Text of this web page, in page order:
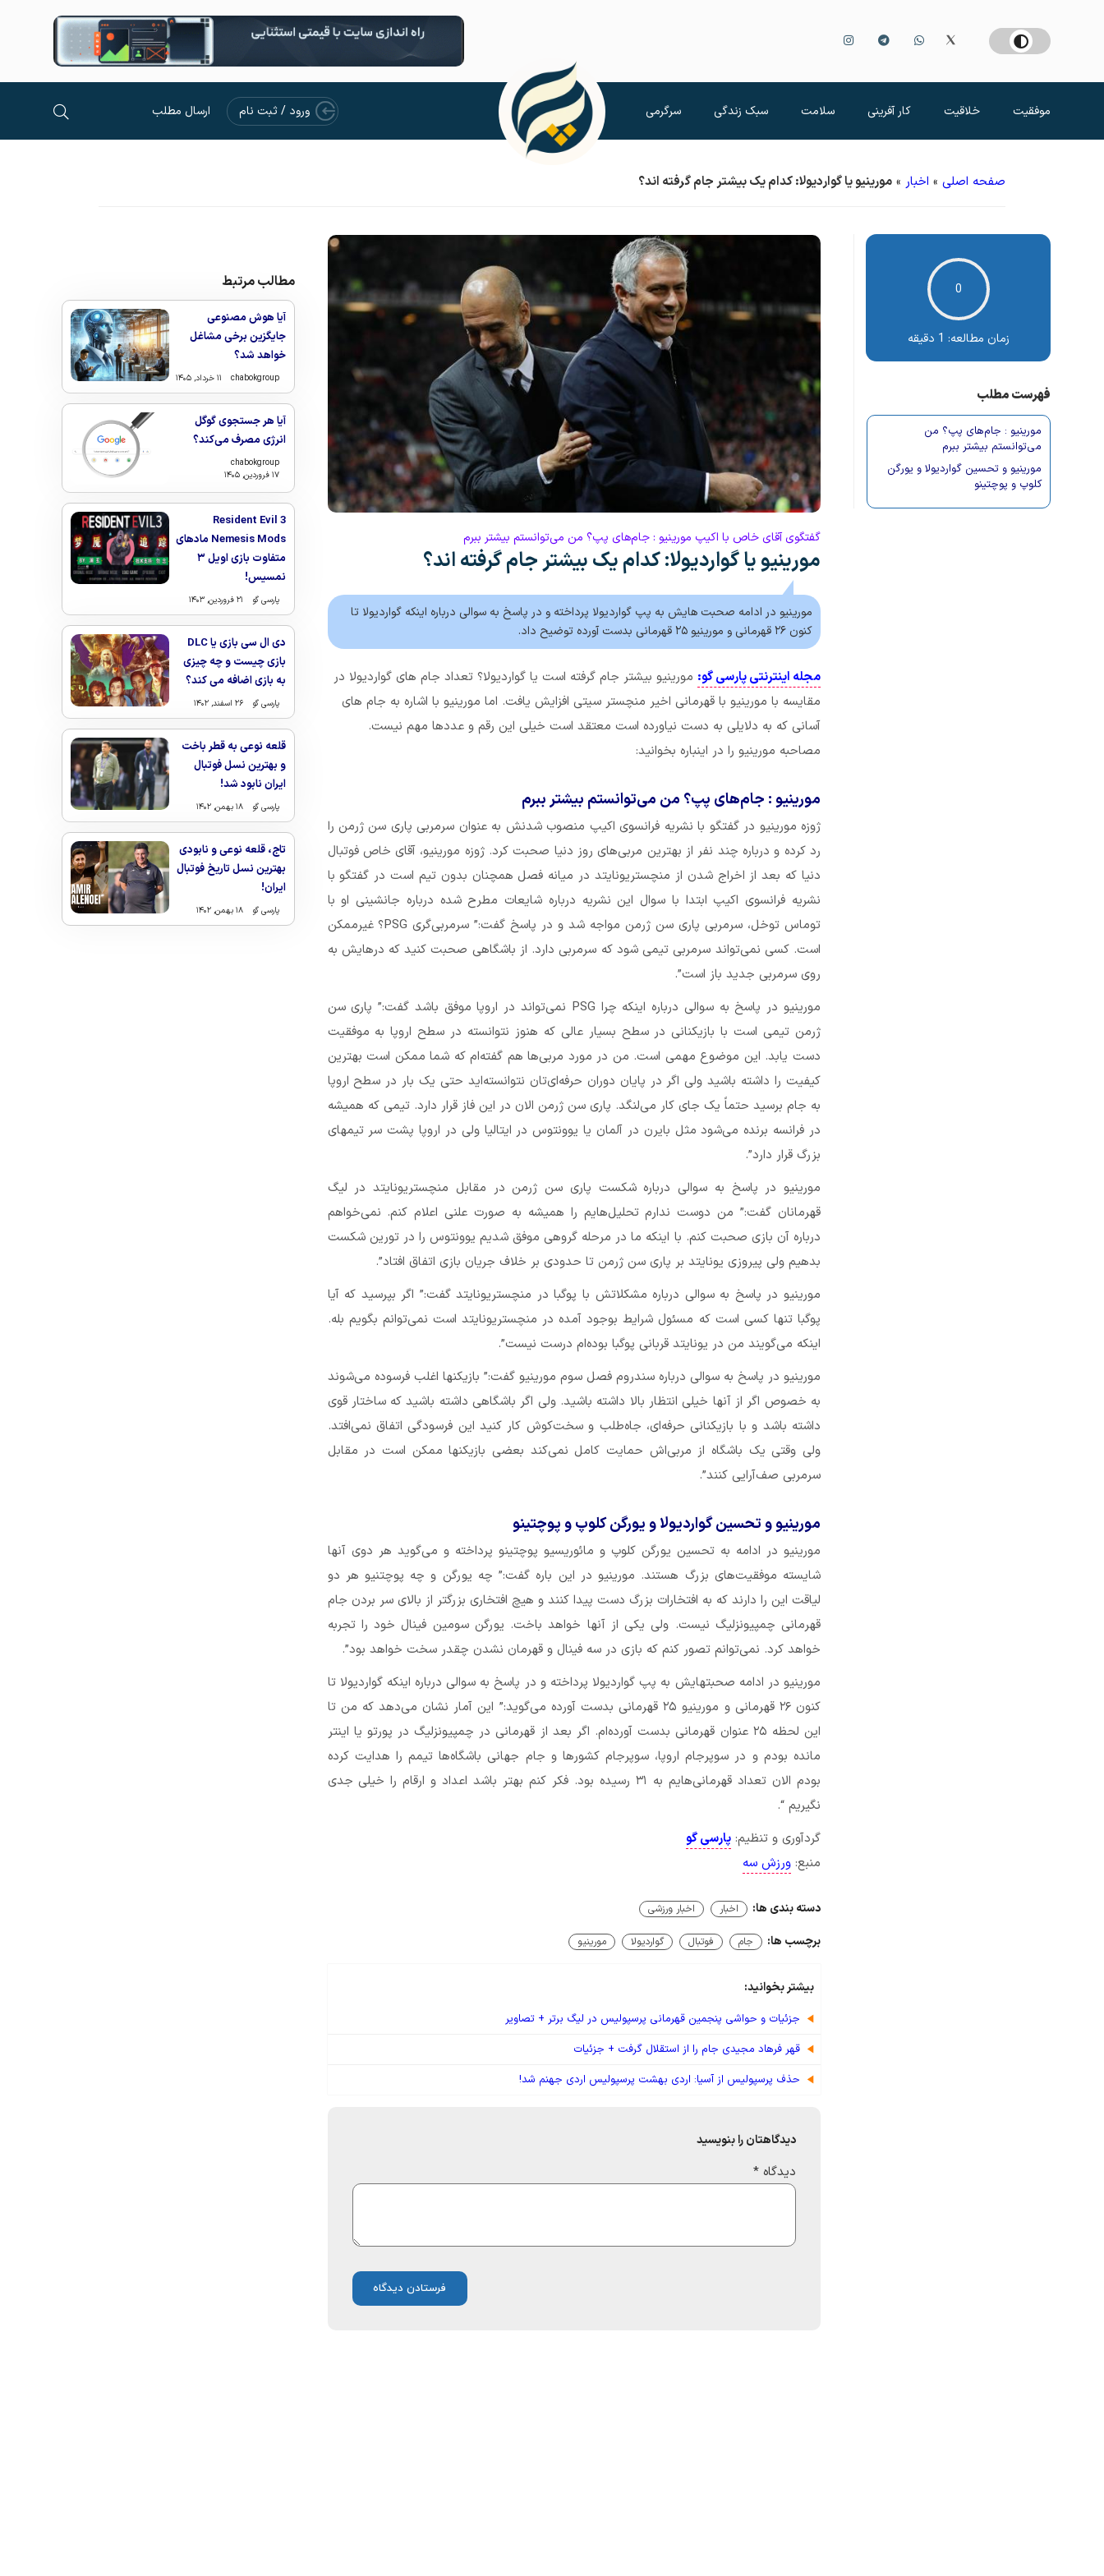
موفقیت خلاقیت کار آفرینی سلامت سبک زندگی سرگرمی ورود / ثبت نام ارسال مطلب
صفحه اصلی » اخبار » مورینیو یا گواردیولا: کدام یک بیشتر جام گرفته اند؟
گفتگوی آقای خاص با اکیپ مورینیو : جام‌های پپ؟ من می‌توانستم بیشتر ببرم
مورینیو یا گواردیولا: کدام یک بیشتر جام گرفته اند؟
مورینیو در ادامه صحبت هایش به پپ گواردیولا پرداخته و در پاسخ به سوالی درباره اینکه گواردیولا تا
کنون ۲۶ قهرمانی و مورینیو ۲۵ قهرمانی بدست آورده توضیح داد.
مجله اینترنتی پارسی گو: مورینیو بیشتر جام گرفته است یا گواردیولا؟ تعداد جام های گواردیولا در
مقایسه با مورینیو با قهرمانی اخیر منچستر سیتی افزایش یافت. اما مورینیو با اشاره به جام های
آسانی که به دلایلی به دست نیاورده است معتقد است خیلی این رقم و عددها مهم نیست.
مصاحبه مورینیو را در اینباره بخوانید:
مورینیو : جام‌های پپ؟ من می‌توانستم بیشتر ببرم
ژوزه مورینیو در گفتگو با نشریه فرانسوی اکیپ منصوب شدنش به عنوان سرمربی پاری سن ژرمن را
رد کرده و درباره چند نفر از بهترین مربی‌های روز دنیا صحبت کرد. ژوزه مورینیو، آقای خاص فوتبال
دنیا که بعد از اخراج شدن از منچستریونایتد در میانه فصل همچنان بدون تیم است در گفتگو با
نشریه فرانسوی اکیپ ابتدا با سوال این نشریه درباره شایعات مطرح شده درباره جانشینی او با
توماس توخل، سرمربی پاری سن ژرمن مواجه شد و در پاسخ گفت:” سرمربی‌گری PSG؟ غیرممکن
است. کسی نمی‌تواند سرمربی تیمی شود که سرمربی دارد. از باشگاهی صحبت کنید که درهایش به
روی سرمربی جدید باز است”.
مورینیو در پاسخ به سوالی درباره اینکه چرا PSG نمی‌تواند در اروپا موفق باشد گفت:” پاری سن
ژرمن تیمی است با بازیکنانی در سطح بسیار عالی که هنوز نتوانسته در سطح اروپا به موفقیت
دست یابد. این موضوع مهمی است. من در مورد مربی‌ها هم گفته‌ام که شما ممکن است بهترین
کیفیت را داشته باشید ولی اگر در پایان دوران حرفه‌ای‌تان نتوانسته‌اید حتی یک بار در سطح اروپا
به جام برسید حتماً یک جای کار می‌لنگد. پاری سن ژرمن الان در این فاز قرار دارد. تیمی که همیشه
در فرانسه برنده می‌شود مثل بایرن در آلمان یا یوونتوس در ایتالیا ولی در اروپا پشت سر تیمهای
بزرگ قرار دارد”.
مورینیو در پاسخ به سوالی درباره شکست پاری سن ژرمن در مقابل منچستریونایتد در لیگ
قهرمانان گفت:” من دوست ندارم تحلیل‌هایم را همیشه به صورت علنی اعلام کنم. نمی‌خواهم
درباره آن بازی صحبت کنم. با اینکه ما در مرحله گروهی موفق شدیم یوونتوس را در تورین شکست
بدهیم ولی پیروزی یونایتد بر پاری سن ژرمن تا حدودی بر خلاف جریان بازی اتفاق افتاد”.
مورینیو در پاسخ به سوالی درباره مشکلاتش با پوگبا در منچستریونایتد گفت:” اگر بپرسید که آیا
پوگبا تنها کسی است که مسئول شرایط بوجود آمده در منچستریونایتد است نمی‌توانم بگویم بله.
اینکه می‌گویند من در یونایتد قربانی پوگبا بوده‌ام درست نیست”.
مورینیو در پاسخ به سوالی درباره سندروم فصل سوم مورینیو گفت:” بازیکنها اغلب فرسوده می‌شوند
به خصوص اگر از آنها خیلی انتظار بالا داشته باشید. ولی اگر باشگاهی داشته باشید که ساختار قوی
داشته باشد و با بازیکنانی حرفه‌ای، جاه‌طلب و سخت‌کوش کار کنید این فرسودگی اتفاق نمی‌افتد.
ولی وقتی یک باشگاه از مربی‌اش حمایت کامل نمی‌کند بعضی بازیکنها ممکن است در مقابل
سرمربی صف‌آرایی کنند”.
مورینیو و تحسین گواردیولا و یورگن کلوپ و پوچتینو
مورینیو در ادامه به تحسین یورگن کلوپ و مائوریسیو پوچتینو پرداخته و می‌گوید هر دوی آنها
شایسته موفقیت‌های بزرگ هستند. مورینیو در این باره گفت:” چه یورگن و چه پوچتنیو هر دو
لیاقت این را دارند که به افتخارات بزرگ دست پیدا کنند و هیچ افتخاری بزرگتر از بالای سر بردن جام
قهرمانی چمپیونزلیگ نیست. ولی یکی از آنها خواهد باخت. یورگن سومین فینال خود را تجربه
خواهد کرد. نمی‌توانم تصور کنم که بازی در سه فینال و قهرمان نشدن چقدر سخت خواهد بود”.
مورینیو در ادامه صحبتهایش به پپ گواردیولا پرداخته و در پاسخ به سوالی درباره اینکه گواردیولا تا
کنون ۲۶ قهرمانی و مورینیو ۲۵ قهرمانی بدست آورده می‌گوید:” این آمار نشان می‌دهد که من تا
این لحظه ۲۵ عنوان قهرمانی بدست آورده‌ام. اگر بعد از قهرمانی در چمپیونزلیگ در پورتو یا اینتر
مانده بودم و در سوپرجام اروپا، سوپرجام کشورها و جام جهانی باشگاه‌ها تیمم را هدایت کرده
بودم الان تعداد قهرمانی‌هایم به ۳۱ رسیده بود. فکر کنم بهتر باشد اعداد و ارقام را خیلی جدی
نگیریم “.
گردآوری و تنظیم: پارسی گو
منبع: ورزش سه
0
زمان مطالعه: 1 دقیقه
فهرست مطلب
مورینیو : جام‌های پپ؟ من
می‌توانستم بیشتر ببرم
مورینیو و تحسین گواردیولا و یورگن
کلوپ و پوچتینو
دسته بندی ها: اخبار اخبار ورزشی
برچسب ها: جام فوتبال گواردیولا مورینیو
بیشتر بخوانید:
جزئیات و حواشی پنجمین قهرمانی پرسپولیس در لیگ برتر + تصاویر
قهر فرهاد مجیدی جام را از استقلال گرفت + جزئیات
حذف پرسپولیس از آسیا: اردی بهشت پرسپولیس اردی جهنم شد!
دیدگاهتان را بنویسید
دیدگاه *
مطالب مرتبط
آیا هوش مصنوعی
جایگزین برخی مشاغل
خواهد شد؟
chabokgroup ۱۱ خرداد, ۱۴۰۵
آیا هر جستجوی گوگل
انرژی مصرف می‌کند؟
chabokgroup
۱۷ فروردین, ۱۴۰۵
Resident Evil 3
Nemesis Mods مادهای
متفاوت بازی اویل ۳
نمسیس!
پارسی گو ۲۱ فروردین, ۱۴۰۳
دی ال سی بازی یا DLC
بازی چیست و چه چیزی
به بازی اضافه می کند؟
پارسی گو ۲۶ اسفند, ۱۴۰۲
قلعه نوعی به قطر باخت
و بهترین نسل فوتبال
ایران نابود شد!
پارسی گو ۱۸ بهمن, ۱۴۰۲
تاج، قلعه نوعی و نابودی
بهترین نسل تاریخ فوتبال
ایران!
پارسی گو ۱۸ بهمن, ۱۴۰۲